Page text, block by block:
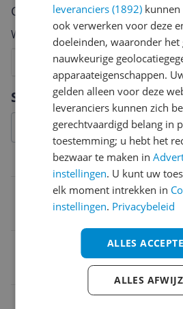
Specificaties
Overige
Verpakking breedte
Verpakking hoogte
Cijfer
Welk cijfer geef jij dit product?
6
5
4
3
2
Vraag 1 van 4
leveranciers (1892) kunnen
ook verwerken voor deze
doeleinden, waaronder het
nauwkeurige
apparaateigenschappen.
gelden alleen voor deze
leveranciers kunnen zich
gerechtvaardigd belang in
toestemming; u hebt het
bezwaar te maken in
instellingen. U kunt uw
elk moment intrekken in
instellingen. Privacybeleid
ALLES
ALLES